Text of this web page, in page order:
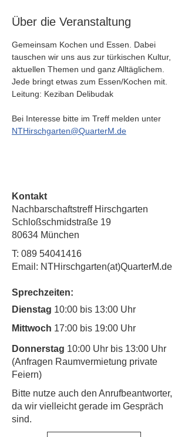
Über die Veranstaltung
Gemeinsam Kochen und Essen. Dabei
tauschen wir uns aus zur türkischen Kultur,
aktuellen Themen und ganz Alltäglichem.
Jede bringt etwas zum Essen/Kochen mit.
Leitung: Keziban Delibudak
Bei Interesse bitte im Treff melden unter
NTHirschgarten@QuarterM.de
Kontakt
Nachbarschaftstreff Hirschgarten
Schloßschmidstraße 19
80634 München
T: 089 54041416
Email: NTHirschgarten(at)QuarterM.de
Sprechzeiten:
Dienstag 10:00 bis 13:00 Uhr
Mittwoch 17:00 bis 19:00 Uhr
Donnerstag 10:00 Uhr bis 13:00 Uhr
(Anfragen Raumvermietung private
Feiern)
​Bitte nutze auch den Anrufbeantworter,
da wir vielleicht gerade im Gespräch
sind.